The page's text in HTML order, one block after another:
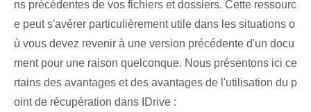
ns précédentes de vos fichiers et dossiers. Cette ressourc
e peut s'avérer particulièrement utile dans les situations o
ù vous devez revenir à une version précédente d'un docu
ment pour une raison quelconque. Nous présentons ici ce
rtains des avantages et des avantages de l'utilisation du p
oint de récupération dans IDrive :